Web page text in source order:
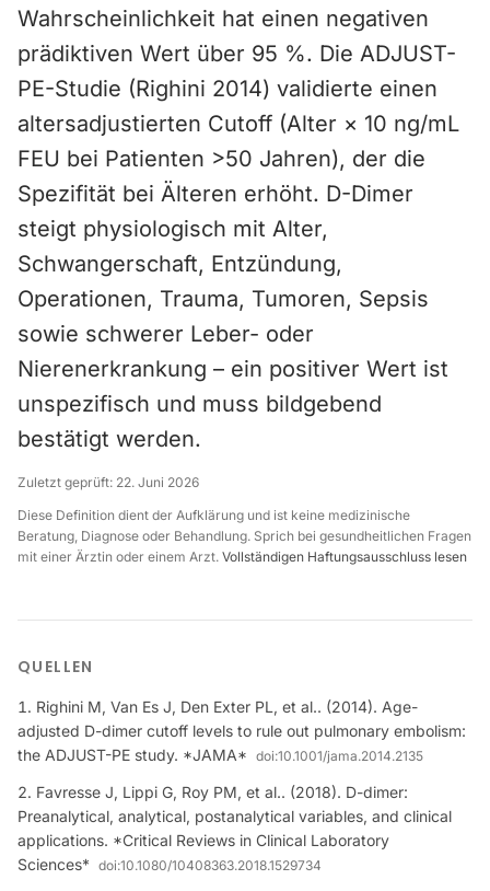
Wahrscheinlichkeit hat einen negativen
prädiktiven Wert über 95 %. Die ADJUST-
PE-Studie (Righini 2014) validierte einen
altersadjustierten Cutoff (Alter × 10 ng/mL
FEU bei Patienten >50 Jahren), der die
Spezifität bei Älteren erhöht. D-Dimer
steigt physiologisch mit Alter,
Schwangerschaft, Entzündung,
Operationen, Trauma, Tumoren, Sepsis
sowie schwerer Leber- oder
Nierenerkrankung – ein positiver Wert ist
unspezifisch und muss bildgebend
bestätigt werden.
Zuletzt geprüft: 22. Juni 2026
Diese Definition dient der Aufklärung und ist keine medizinische
Beratung, Diagnose oder Behandlung. Sprich bei gesundheitlichen Fragen
mit einer Ärztin oder einem Arzt. Vollständigen Haftungsausschluss lesen
QUELLEN
Righini M, Van Es J, Den Exter PL, et al.. (2014). Age-
adjusted D-dimer cutoff levels to rule out pulmonary embolism:
the ADJUST-PE study. *JAMA* doi:10.1001/jama.2014.2135
Favresse J, Lippi G, Roy PM, et al.. (2018). D-dimer:
Preanalytical, analytical, postanalytical variables, and clinical
applications. *Critical Reviews in Clinical Laboratory
Sciences* doi:10.1080/10408363.2018.1529734